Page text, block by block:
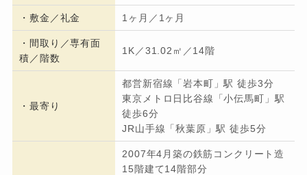
・ 敷金／礼金 1ヶ月／1ヶ月
・間取り／専有面
積／階数
1K／31.02㎡／14階
・最寄り
都営新宿線「岩本町」駅 徒歩3分
東京メトロ日比谷線「小伝馬町」駅
徒歩6分
JR山手線「秋葉原」駅 徒歩5分
2007年4月築の鉄筋コンクリート造
15階建て14階部分